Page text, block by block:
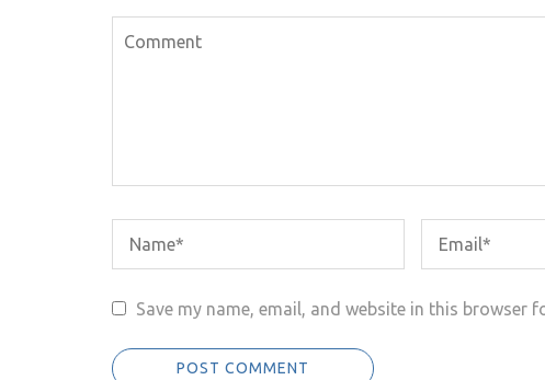
Save my name, email, and website in this browser